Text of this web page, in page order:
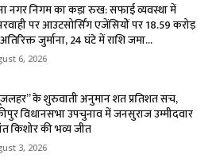
नगर निगम का कड़ा रुख: सफाई व्यवस्था में
पर आउटसोर्सिंग एजेंसियों पर ₹18.59 करोड़
जुर्माना, 24 घंटे में राशि जमा...
6, 2026
के शुरुवाती अनुमान शत प्रतिशत सच,
विधानसभा उपचुनाव में जनसुराज उम्मीदवार
किशोर की भव्य जीत
3, 2026